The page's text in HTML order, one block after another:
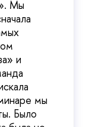
Мы
и
мы
Было